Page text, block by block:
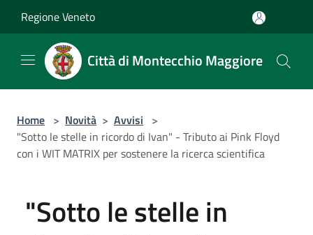
Regione Veneto
Città di Montecchio Maggiore
Home > Novità > Avvisi >
"Sotto le stelle in ricordo di Ivan" - Tributo ai Pink Floyd
con i WIT MATRIX per sostenere la ricerca scientifica
"Sotto le stelle in